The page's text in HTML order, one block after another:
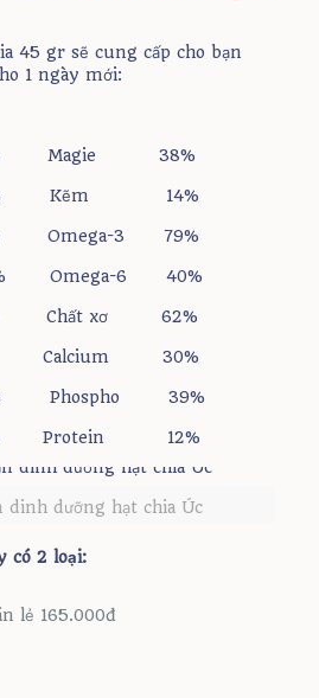
45 gr sẽ cung cấp cho bạn
1 ngày mới:
Magie 38%
Kẽm 14%
Omega-3 79%
Omega-6 40%
Chất xơ 62%
Calcium 30%
Phospho 39%
6% Protein 12%
dinh dưỡng hạt chia Úc
có 2 loại:
lẻ 165.000đ